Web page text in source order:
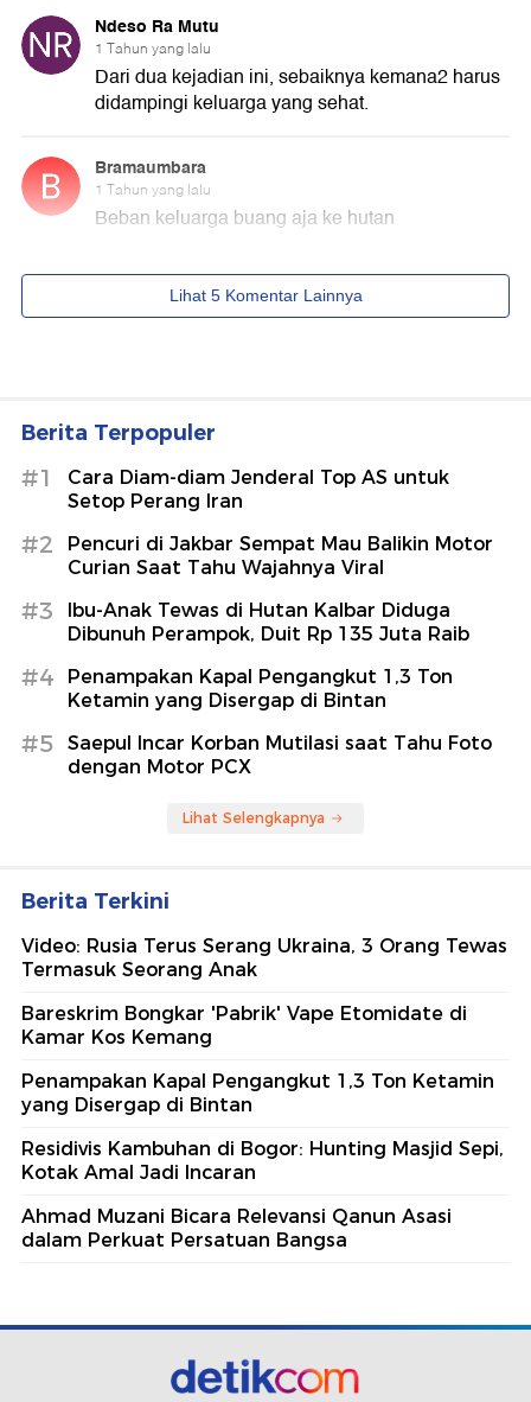
Berita Terpopuler
#1
Cara Diam-diam Jenderal Top AS untuk
Setop Perang Iran
#2
Pencuri di Jakbar Sempat Mau Balikin Motor
Curian Saat Tahu Wajahnya Viral
#3
Ibu-Anak Tewas di Hutan Kalbar Diduga
Dibunuh Perampok, Duit Rp 135 Juta Raib
#4
Penampakan Kapal Pengangkut 1,3 Ton
Ketamin yang Disergap di Bintan
#5
Saepul Incar Korban Mutilasi saat Tahu Foto
dengan Motor PCX
Lihat Selengkapnya
Berita Terkini
Video: Rusia Terus Serang Ukraina, 3 Orang Tewas
Termasuk Seorang Anak
Bareskrim Bongkar 'Pabrik' Vape Etomidate di
Kamar Kos Kemang
Penampakan Kapal Pengangkut 1,3 Ton Ketamin
yang Disergap di Bintan
Residivis Kambuhan di Bogor: Hunting Masjid Sepi,
Kotak Amal Jadi Incaran
Ahmad Muzani Bicara Relevansi Qanun Asasi
dalam Perkuat Persatuan Bangsa